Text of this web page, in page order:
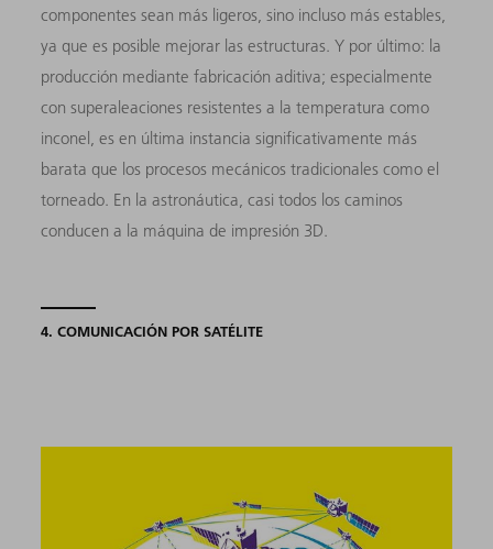
componentes sean más ligeros, sino incluso más estables,
ya que es posible mejorar las estructuras. Y por último: la
producción mediante fabricación aditiva; especialmente
con superaleaciones resistentes a la temperatura como
inconel, es en última instancia significativamente más
barata que los procesos mecánicos tradicionales como el
torneado. En la astronáutica, casi todos los caminos
conducen a la máquina de impresión 3D.
4. COMUNICACIÓN POR SATÉLITE